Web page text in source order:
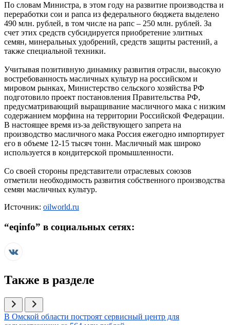
По словам Министра, в этом году на развитие производства и
переработки сои и рапса из федерального бюджета выделено
490 млн. рублей, в том числе на рапс – 250 млн. рублей. За
счет этих средств субсидируется приобретение элитных
семян, минеральных удобрений, средств защиты растений, а
также специальной техники.
Учитывая позитивную динамику развития отрасли, высокую
востребованность масличных культур на российском и
мировом рынках, Министерство сельского хозяйства РФ
подготовило проект постановления Правительства РФ,
предусматривающий выращивание масличного мака с низким
содержанием морфина на территории Российской Федерации.
В настоящее время из-за действующего запрета на
производство масличного мака Россия ежегодно импортирует
его в объеме 12-15 тысяч тонн. Масличный мак широко
используется в кондитерской промышленности.
Со своей стороны представители отраслевых союзов
отметили необходимость развития собственного производства
семян масличных культур.
Источник: oilworld.ru
“eqinfo” в социальных сетях:
Также в разделе
Иллюстрация новости
В Омской области построят сервисный центр для